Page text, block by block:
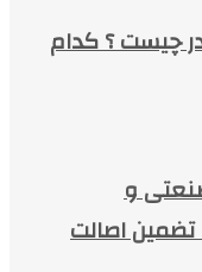
چیست ؟ کدام
و
تضمین اصالت